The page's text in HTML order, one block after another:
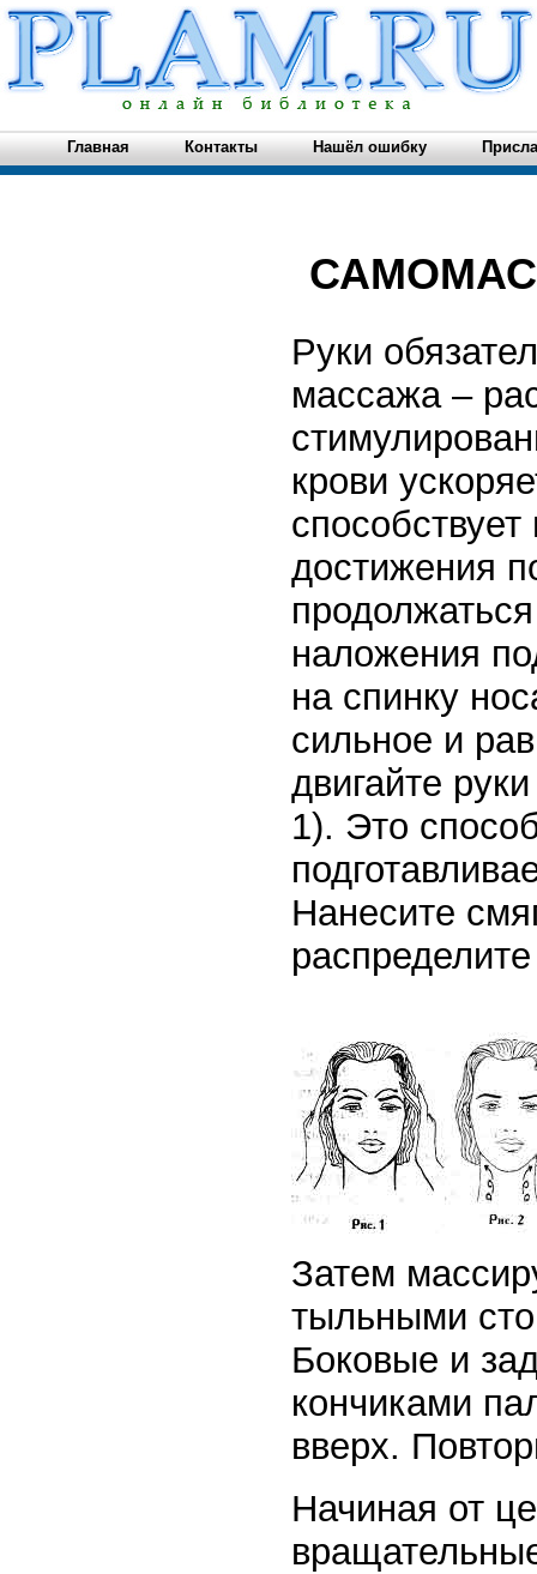
Главная Контакты Нашёл ошибку
Руки
массажа –
крови
достижения
наложения
на спинку
сильное и
двигайте
1). Это
Нанесите
Затем
тыльными
Боковые и
кончиками
вверх.
Начиная от